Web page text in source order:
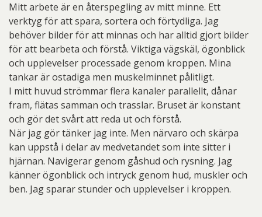
Mitt arbete är en återspegling av mitt minne. Ett
verktyg för att spara, sortera och förtydliga. Jag
behöver bilder för att minnas och har alltid gjort bilder
för att bearbeta och förstå. Viktiga vägskäl, ögonblick
och upplevelser processade genom kroppen. Mina
tankar är ostadiga men muskelminnet pålitligt.
I mitt huvud strömmar flera kanaler parallellt, dånar
fram, flätas samman och trasslar. Bruset är konstant
och gör det svårt att reda ut och förstå.
När jag gör tänker jag inte. Men närvaro och skärpa
kan uppstå i delar av medvetandet som inte sitter i
hjärnan. Navigerar genom gåshud och rysning. Jag
känner ögonblick och intryck genom hud, muskler och
ben. Jag sparar stunder och upplevelser i kroppen.